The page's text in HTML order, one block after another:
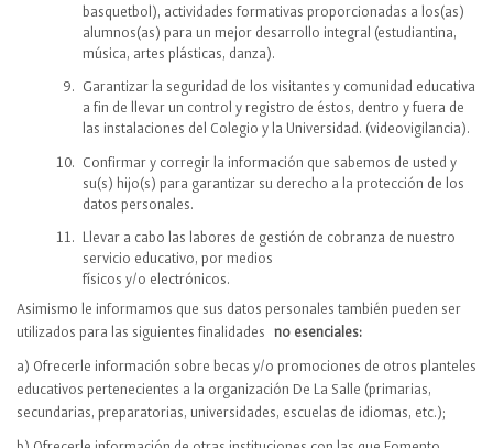
basquetbol), actividades formativas proporcionadas a los(as)
alumnos(as) para un mejor desarrollo integral (estudiantina,
música, artes plásticas, danza).
Garantizar la seguridad de los visitantes y comunidad educativa
a fin de llevar un control y registro de éstos, dentro y fuera de
las instalaciones del Colegio y la Universidad. (videovigilancia).
Confirmar y corregir la información que sabemos de usted y
su(s) hijo(s) para garantizar su derecho a la protección de los
datos personales.
Llevar a cabo las labores de gestión de cobranza de nuestro
servicio educativo, por medios
físicos y/o electrónicos.
Asimismo le informamos que sus datos personales también pueden ser
utilizados para las siguientes finalidades no esenciales:
a) Ofrecerle información sobre becas y/o promociones de otros planteles
educativos pertenecientes a la organización De La Salle (primarias,
secundarias, preparatorias, universidades, escuelas de idiomas, etc.);